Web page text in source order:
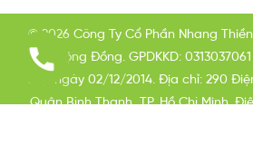
© 2026 Công Ty Cổ Phần Nhang
Khỏe Cộng Đồng. GPDKKD:
cấp ngày 02/12/2014. Địa chỉ: 290
Quận Bình Thạnh, TP. Hồ Chí Minh.